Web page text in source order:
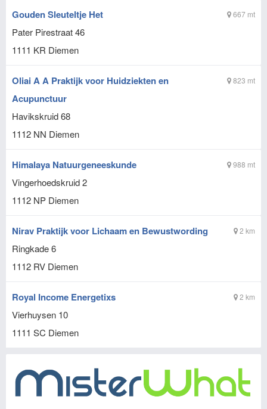
667 mt
Gouden Sleuteltje Het
Pater Pirestraat 46
1111 KR Diemen
823 mt
Oliai A A Praktijk voor Huidziekten en
Acupunctuur
Havikskruid 68
1112 NN Diemen
988 mt
Himalaya Natuurgeneeskunde
Vingerhoedskruid 2
1112 NP Diemen
2 km
Nirav Praktijk voor Lichaam en Bewustwording
Ringkade 6
1112 RV Diemen
2 km
Royal Income Energetixs
Vierhuysen 10
1111 SC Diemen